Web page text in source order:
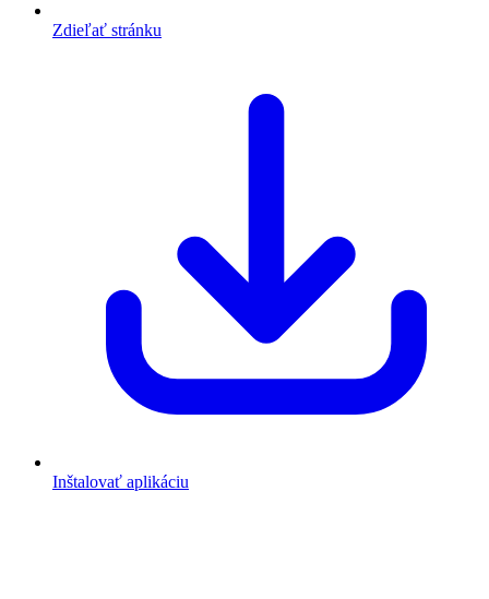
Zdieľať stránku
Inštalovať aplikáciu